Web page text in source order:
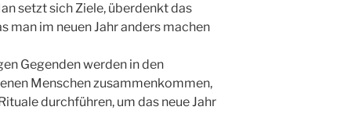
setzt sich Ziele, überdenkt das
man im neuen Jahr anders machen
Gegenden werden in den
Menschen zusammenkommen,
durchführen, um das neue Jahr